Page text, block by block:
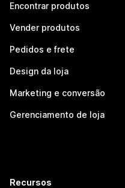
Encontrar produtos
Vender produtos
Pedidos e frete
Design da loja
Marketing e conversão
Gerenciamento de loja
Recursos